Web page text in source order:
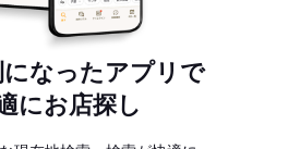
になったアプリで
にお店探し